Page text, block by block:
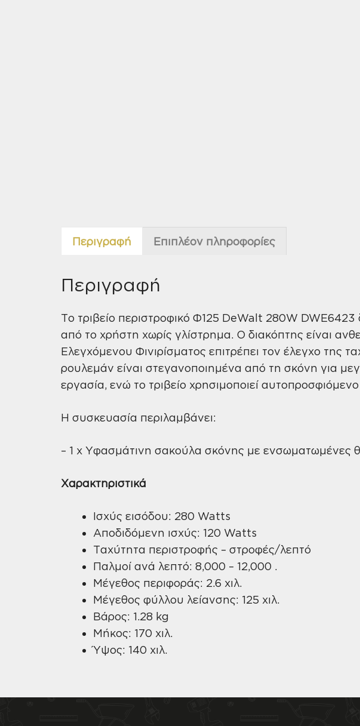
Περιγραφή Επιπλέον πληροφορίες
Περιγραφή
Το τριβείο περιστροφικό Φ125 DeWalt 280W
από το χρήστη χωρίς γλίστρημα. Ο διακόπτης είναι
Ελεγχόμενου Φινιρίσματος επιτρέπει τον έλεγχο της
ρουλεμάν είναι στεγανοποιημένα από τη σκόνη για
εργασία, ενώ το τριβείο χρησιμοποιεί
Η συσκευασία περιλαμβάνει:
– 1 x Υφασμάτινη σακούλα σκόνης με ενσωματωμένες
Χαρακτηριστικά
Ισχύς εισόδου: 280 Watts
Αποδιδόμενη ισχύς: 120 Watts
Ταχύτητα περιστροφής – στροφές/λεπτό
Παλμοί ανά λεπτό: 8,000 – 12,000 .
Μέγεθος περιφοράς: 2.6 χιλ.
Μέγεθος φύλλου λείανσης: 125 χιλ.
Βάρος: 1.28 kg
Μήκος: 170 χιλ.
Ύψος: 140 χιλ.